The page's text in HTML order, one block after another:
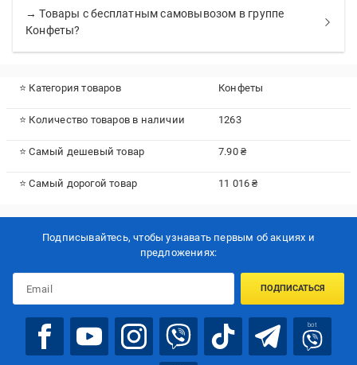
→ Товары с бесплатным самовывозом в группе
Конфеты?
⭐ Категория товаров Конфеты
⭐ Количество товаров в наличии 1263
⭐ Самый дешевый товар 7.90 ₴
⭐ Самый дорогой товар 11 016 ₴
Подписывайтесь, чтобы узнавать первым об акцияx и
предложениях:
ПОДПИСАТЬСЯ
bot